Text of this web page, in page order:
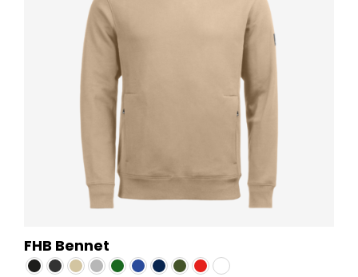
FHB Bennet